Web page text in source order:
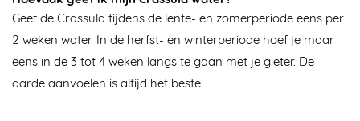
Geef de Crassula tijdens de lente- en zomerperiode eens per
2 weken water. In de herfst- en winterperiode hoef je maar
eens in de 3 tot 4 weken langs te gaan met je gieter. De
aarde aanvoelen is altijd het beste!